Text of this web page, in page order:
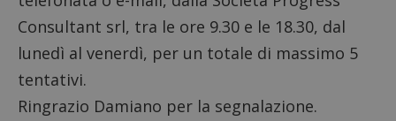
Consultant srl, tra le ore 9.30 e le 18.30, dal
lunedì al venerdì, per un totale di massimo 5
tentativi.
Ringrazio Damiano per la segnalazione.